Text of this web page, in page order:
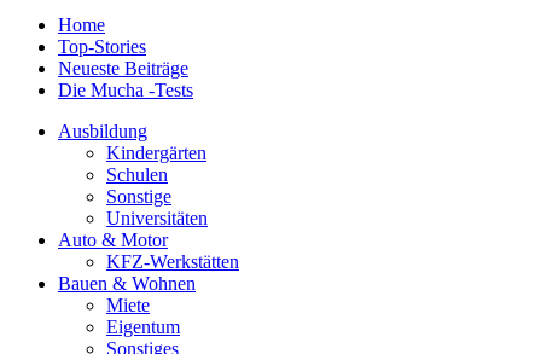
Home
Top-Stories
Neueste Beiträge
Die Mucha -Tests
Ausbildung
Kindergärten
Schulen
Sonstige
Universitäten
Auto & Motor
KFZ-Werkstätten
Bauen & Wohnen
Miete
Eigentum
Sonstiges